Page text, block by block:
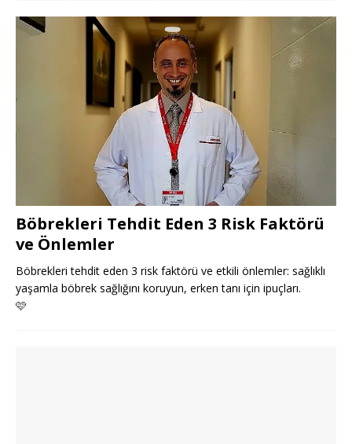
Böbrekleri Tehdit Eden 3 Risk Faktörü
ve Önlemler
Böbrekleri tehdit eden 3 risk faktörü ve etkili önlemler: sağlıklı
yaşamla böbrek sağlığını koruyun, erken tanı için ipuçları.
🩷